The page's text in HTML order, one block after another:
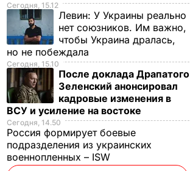
брат
о
"Пригласили лето в
банки". Яблоки на
зиму без
стерилизации –
вкусно, как в
детстве
Сегодня, 15.12
Левин: У Украины реально
нет союзников. Им важно,
чтобы Украина дралась,
но не побеждала
Сегодня, 15.10
После доклада Драпатого
Зеленский анонсировал
кадровые изменения в
ВСУ и усиление на востоке
Сегодня, 14.50
Россия формирует боевые
подразделения из украинских
военнопленных – ISW